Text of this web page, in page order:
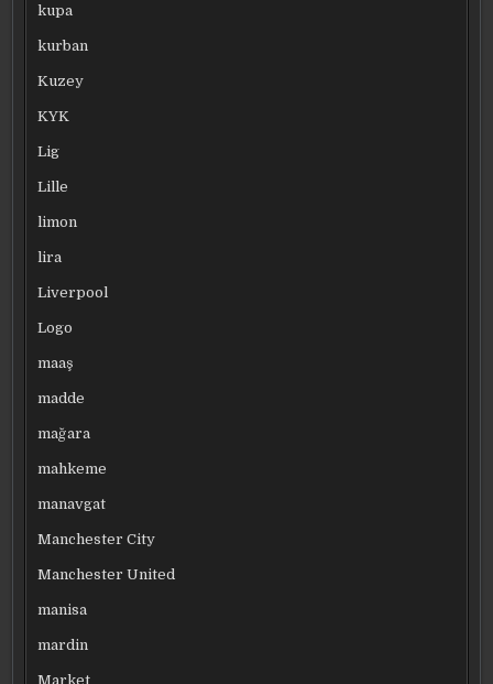
kupa
kurban
Kuzey
KYK
Lig
Lille
limon
lira
Liverpool
Logo
maaş
madde
mağara
mahkeme
manavgat
Manchester City
Manchester United
manisa
mardin
Market